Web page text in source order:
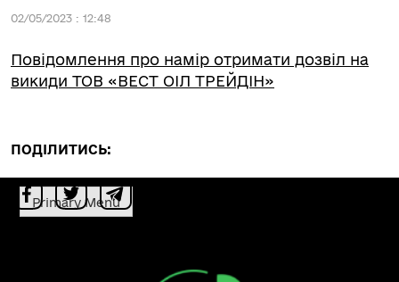
02/05/2023 : 12:48
Повідомлення про намір отримати дозвіл на
викиди ТОВ «ВЕСТ ОІЛ ТРЕЙДІН»
ПОДІЛИТИСЬ:
Primary Menu